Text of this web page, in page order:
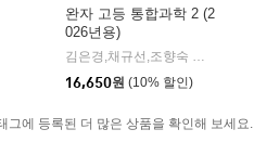
완자 고등 통합과학 2 (2
026년용)
김은경,채규선,조향숙 등저
16,650원 (10% 할인)
그에 등록된 더 많은 상품을 확인해 보세요.